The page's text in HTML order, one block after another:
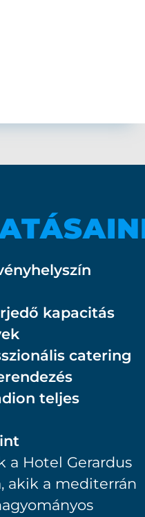
kapacitás
catering
teljes
a Hotel Gerardus
akik a mediterrán